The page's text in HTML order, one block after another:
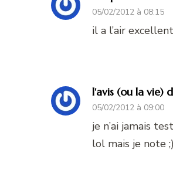
05/02/2012 à 08:15
il a l’air
l'avis (ou la vie)
05/02/2012 à 09:00
je n’ai jamais
lol mais je note